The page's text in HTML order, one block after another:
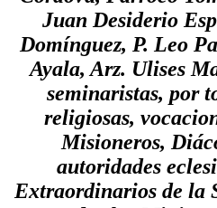
Juan Desiderio
Domínguez, P. Leo
Ayala, Arz. Ulises
seminaristas, por
religiosas,
Misioneros,
autoridades
Extraordinarios de la